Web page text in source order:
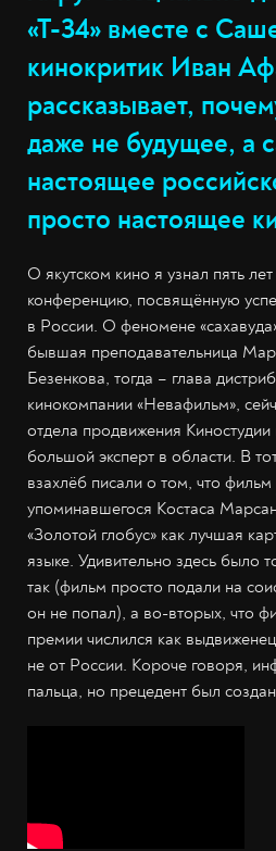
«Т-34» вместе с
кинокритик Иван
рассказывает,
даже не будущее, а
настоящее
просто настоящее
О якутском кино я узнал пять
конференцию, посвящённую
в России. О феномене
бывшая преподавательница
Безенкова, тогда – глава
кинокомпании «Невафильм»,
отдела продвижения
большой эксперт в области. В
взахлёб писали о том, что фильм
упоминавшегося Костаса
«Золотой глобус» как лучшая
языке. Удивительно здесь было
так (фильм просто подали на
он не попал), а во-вторых, что
премии числился как
не от России. Короче говоря,
пальца, но прецедент был